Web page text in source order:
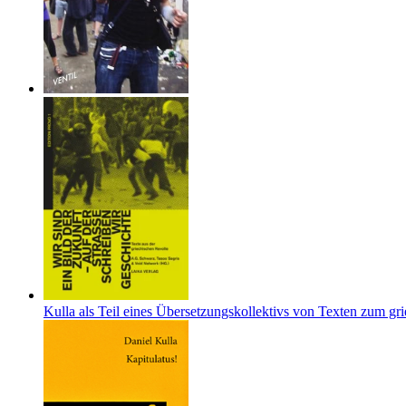
Kulla als Teil eines Übersetzungskollektivs von Texten zum